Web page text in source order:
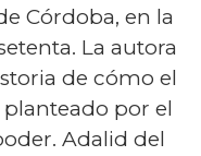
Córdoba, en la
La autora
de cómo el
por el
Adalid del